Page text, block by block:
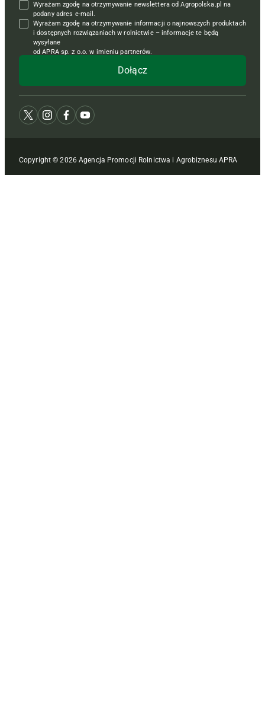
Polityka prywatności
Reklama
Krzyżówki
Wyrażam zgodę na otrzymywanie newslettera od Agropolska.pl na
podany adres e-mail.
Wyrażam zgodę na otrzymywanie informacji o najnowszych produktach
i dostępnych rozwiązaniach w rolnictwie – informacje te będą
wysyłane
od APRA sp. z o.o. w imieniu partnerów.
Copyright © 2026 Agencja Promocji Rolnictwa i Agrobiznesu APRA